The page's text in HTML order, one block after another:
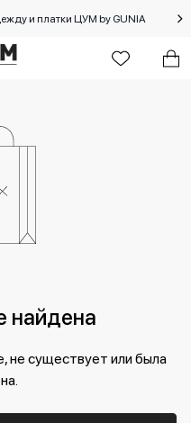
и платки ЦУМ by GUNIA
найдена
не существует или была